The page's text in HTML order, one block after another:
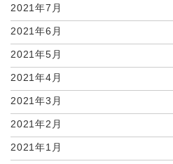
2021年7月
2021年6月
2021年5月
2021年4月
2021年3月
2021年2月
2021年1月